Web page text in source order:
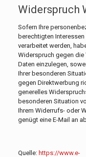
Widerspruch
Sofern Ihre
berechtigten Interessen
verarbeitet werden,
Widerspruch gegen die
Daten einzulegen,
Ihrer besonderen
gegen Direktwerbung
generelles
besonderen Situation
Ihrem Widerrufs- oder
genügt eine E-Mail an
Quelle: https://www.e-